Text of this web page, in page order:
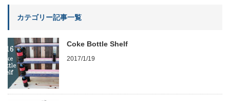
カテゴリー記事一覧
Coke Bottle Shelf
2017/1/19